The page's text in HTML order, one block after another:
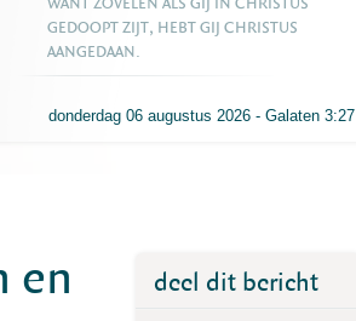
donderdag 06 augustus 2026 - Galaten 3:27
GEDOOPT ZIJT, HEBT GIJ CHRISTUS
AANGEDAAN.
en
deel dit bericht